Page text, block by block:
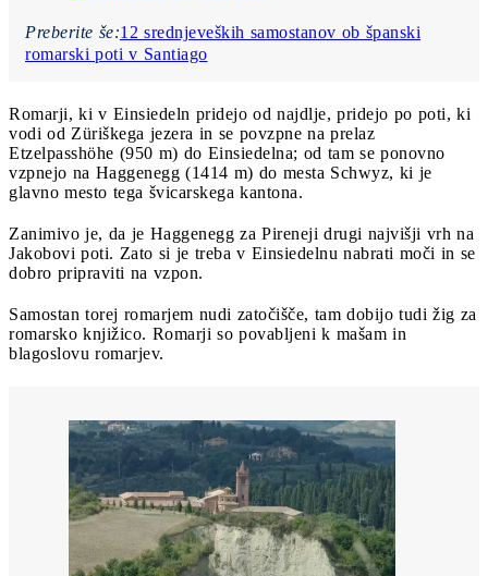
Preberite še:12 srednjeveških samostanov ob španski
romarski poti v Santiago
Romarji, ki v Einsiedeln pridejo od najdlje, pridejo po poti, ki
vodi od Züriškega jezera in se povzpne na prelaz
Etzelpasshöhe (950 m) do Einsiedelna; od tam se ponovno
vzpnejo na Haggenegg (1414 m) do mesta Schwyz, ki je
glavno mesto tega švicarskega kantona.
Zanimivo je, da je Haggenegg za Pireneji drugi najvišji vrh na
Jakobovi poti. Zato si je treba v Einsiedelnu nabrati moči in se
dobro pripraviti na vzpon.
Samostan torej romarjem nudi zatočišče, tam dobijo tudi žig za
romarsko knjižico. Romarji so povabljeni k mašam in
blagoslovu romarjev.